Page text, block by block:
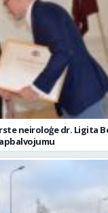
neiroloģe dr. Ligita